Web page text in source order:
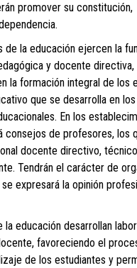
promover su constitución,
la educación ejercen la
y docente directiva,
la formación integral de los
que se desarrolla en los
En los
consejos de profesores, los
docente directivo,
Tendrán el carácter de
expresará la opinión
educación desarrollan
favoreciendo el
de los estudiantes y